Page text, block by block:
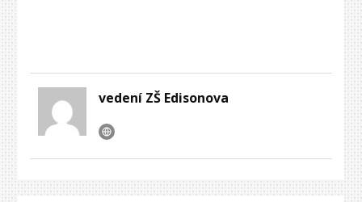
vedení ZŠ Edisonova